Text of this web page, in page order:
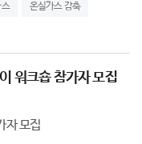
온실가스 감축
워크숍 참가자 모집
자 모집